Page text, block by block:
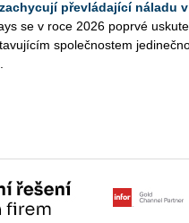
zachycují převládající náladu
se v roce 2026 po­pr­vé
spo­leč­nos­tem